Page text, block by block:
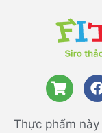
Thực phẩm